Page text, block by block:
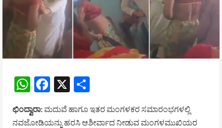
WhatsApp
Facebook
X
ಛಿಂದ್ವಾರಾ: ಮದುವೆ ಹಾಗೂ ಇತರ ಮಂಗಳಕರ ಸಮಾರಂಭಗಳಲ್ಲಿ
ನವಜೋಡಿಯನ್ನು ಹರಸಿ ಆಶೀರ್ವಾದ ನೀಡುವ ಮಂಗಳಮುಖಿಯರ